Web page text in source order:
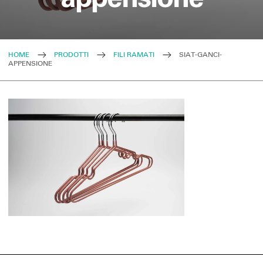
HOME PRODOTTI FILI RAMATI
SIAT-GANCI-
APPENSIONE